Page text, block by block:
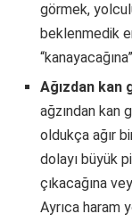
görmek,
beklenmedik
Ağızdan kan
ağzından kan
oldukça ağır
dolayı büyük
çıkacağına
Ayrıca haram